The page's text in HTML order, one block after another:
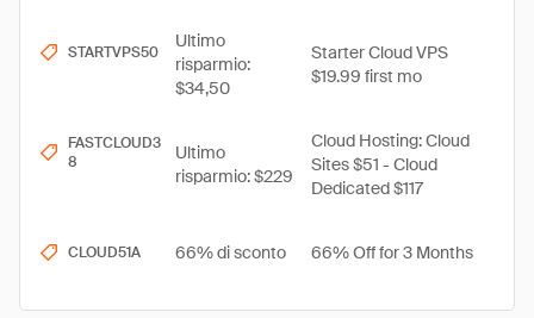
STARTVPS50
Ultimo
risparmio:
$34,50
Starter Cloud VPS
$19.99 first mo
FASTCLOUD3
8
Ultimo
risparmio: $229
Cloud Hosting: Cloud
Sites $51 - Cloud
Dedicated $117
CLOUD51A 66% di sconto 66% Off for 3 Months